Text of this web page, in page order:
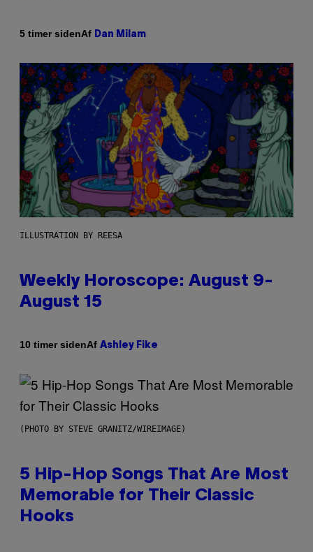
5 timer sidenAf Dan Milam
ILLUSTRATION BY REESA
Weekly Horoscope: August 9-
August 15
10 timer sidenAf Ashley Fike
(PHOTO BY STEVE GRANITZ/WIREIMAGE)
5 Hip-Hop Songs That Are Most
Memorable for Their Classic
Hooks